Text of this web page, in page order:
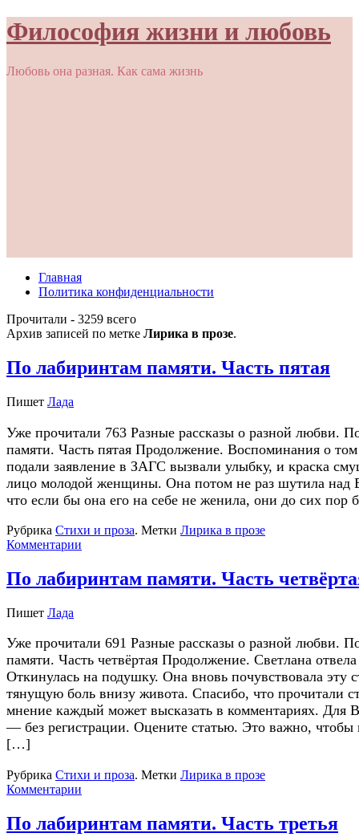
Философия жизни и любовь
Любовь она разная. Как сама жизнь
Главная
Политика конфиденциальности
Прочитали - 3259 всего
Архив записей по метке Лирика в прозе.
По лабиринтам памяти. Часть пятая
Пишет Лада
Уже прочитали 763 Разные рассказы о разной любви.
памяти. Часть пятая Продолжение. Воспоминания о том
подали заявление в ЗАГС вызвали улыбку, и краска
лицо молодой женщины. Она потом не раз шутила над
что если бы она его на себе не женила, они до сих
Рубрика Стихи и проза. Метки Лирика в прозе
Комментарии
По лабиринтам памяти. Часть
Пишет Лада
Уже прочитали 691 Разные рассказы о разной любви.
памяти. Часть четвёртая Продолжение. Светлана
Откинулась на подушку. Она вновь почувствовала эту
тянущую боль внизу живота. Спасибо, что прочитали
мнение каждый может высказать в комментариях. Для
— без регистрации. Оцените статью. Это важно, чтобы
[…]
Рубрика Стихи и проза. Метки Лирика в прозе
Комментарии
По лабиринтам памяти. Часть третья